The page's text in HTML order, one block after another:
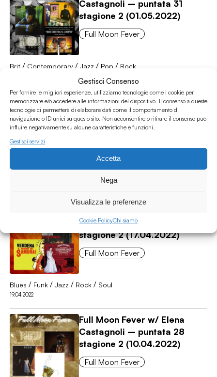
Gestisci Consenso
Per fornire le migliori esperienze, utilizziamo tecnologie come i cookie per
memorizzare e/o accedere alle informazioni del dispositivo. Il consenso a queste
tecnologie ci permetterà di elaborare dati come il comportamento di
navigazione o ID unici su questo sito. Non acconsentire o ritirare il consenso può
influire negativamente su alcune caratteristiche e funzioni.
Gestisci servizi
Accetta
Nega
Visualizza le preferenze
Cookie PolicyChi siamo
Castagnoli – puntata 31
stagione 2 (01.05.2022)
Full Moon Fever
Brit / Contemporary / Jazz / Pop / Rock
Full Moon Fever w/ Elena
Castagnoli – puntata 30
stagione 2 (24.04.2022)
/
Castagnoli – puntata 29
stagione 2 (17.04.2022)
Full Moon Fever
Blues / Funk / Jazz / Rock / Soul
19.04.2022
Full Moon Fever w/ Elena
Castagnoli – puntata 28
stagione 2 (10.04.2022)
Full Moon Fever